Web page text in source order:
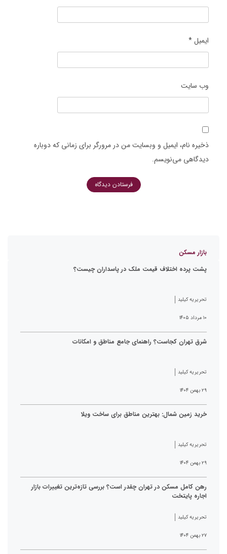
ایمیل*
وب‌ سایت
ذخیره نام، ایمیل و وبسایت من در مرورگر برای زمانی که دوباره
دیدگاهی می‌نویسم.
بازار مسکن
پشت پرده اختلاف قیمت ملک در پاسداران چیست؟
تحریریه کیلید
۱۰ مرداد ۱۴۰۵
شرق تهران کجاست؟ راهنمای جامع مناطق و امکانات
تحریریه کیلید
۲۹ بهمن ۱۴۰۴
خرید زمین شمال: بهترین مناطق برای ساخت ویلا
تحریریه کیلید
۲۹ بهمن ۱۴۰۴
رهن کامل مسکن در تهران چقدر است؟ بررسی تازه‌ترین تغییرات بازار
اجاره پایتخت
تحریریه کیلید
۲۷ بهمن ۱۴۰۴